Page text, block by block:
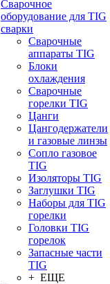
Сварочное
оборудование для TIG
сварки
Сварочные
аппараты TIG
Блоки
охлаждения
Сварочные
горелки TIG
Цанги
Цангодержатели
и газовые линзы
Сопло газовое
TIG
Изоляторы TIG
Заглушки TIG
Наборы для TIG
горелки
Головки TIG
горелок
Запасные части
TIG
+ ЕЩЕ